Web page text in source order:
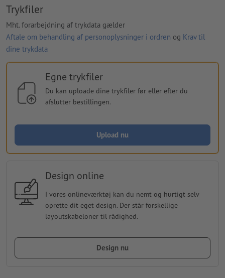
Trykfiler
Mht. forarbejdning af trykdata gælder
Aftale om behandling af personoplysninger i ordren og Krav til
dine trykdata
Egne trykfiler
Du kan uploade dine trykfiler før eller efter du
afslutter bestillingen.
Upload nu
Design online
I vores onlineværktøj kan du nemt og hurtigt selv
oprette dit eget design. Der står forskellige
layoutskabeloner til rådighed.
Design nu